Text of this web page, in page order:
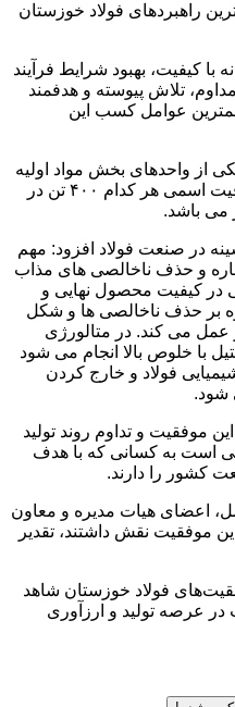
راهبردهای فولاد خوزستان
با کیفیت، بهبود شرایط فرآیند
تلاش پیوسته و هدفمند
عوامل کسب این
از واحدهای بخش مواد اولیه
است که شامل دو خط تولید با ظرفیت اسمی هر کدام ۴۰۰ تن در
در صنعت فولاد افزود: مهم
و حذف ناخالصی های مذاب
کیفیت محصول نهایی و
بر حذف ناخالصی ها و شکل
عمل می کند. در متالورژی
با خلوص بالا انجام می شود
فولاد و خارج کردن
شود.
موفقیت و تداوم روند تولید
است به کسانی که با هدف
کشور را دارند.
اعضای هیات مدیره و معاون
موفقیت نقش داشتند، تقدیر
فولاد خوزستان شاهد
عرصه تولید و ارزآوری